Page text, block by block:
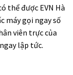
thể được EVN Hà
máy gọi ngay số
viên trực của
lập tức.